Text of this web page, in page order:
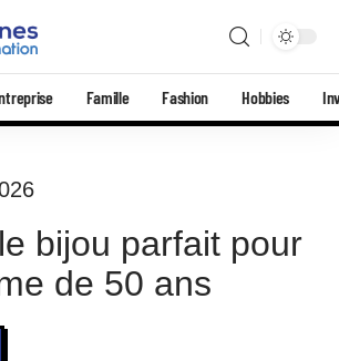
Famille Fashion Hobbies
bijou parfait pour
de 50 ans